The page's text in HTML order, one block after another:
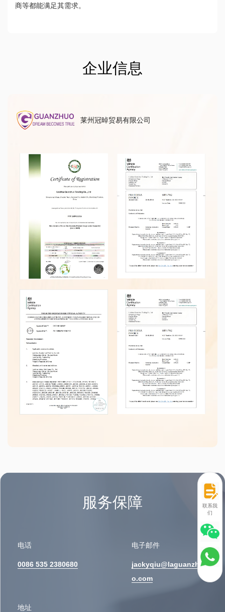
商等都能满足其需求。
企业信息
莱州冠晫贸易有限公司
服务保障
电话
0086 535 2380680
电子邮件
jackyqiu@laguanzhu
o.com
地址
联系我
们